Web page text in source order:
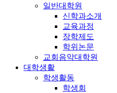
일반대학원
신학과소개
교육과정
장학제도
학위논문
교회음악대학원
대학생활
학생활동
학생회